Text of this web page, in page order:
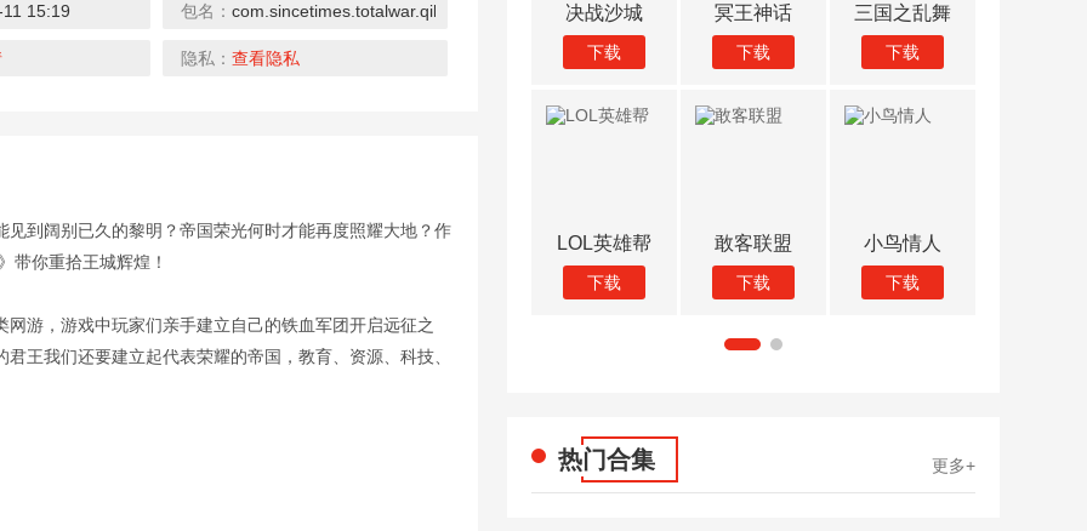
15:19 包名： com.sincetimes.totalwar.qihoo
隐私： 查看隐私
到阔别已久的黎明？帝国荣光何时才能再度照耀大地？作
带你重拾王城辉煌！
游，游戏中玩家们亲手建立自己的铁血军团开启远征之
王我们还要建立起代表荣耀的帝国，教育、资源、科技、
战场生存20 大炮射手X
下载
机枪打击僵尸
天天坦克大战 游手好闲的僵 子弹少女幻想
决战沙城
下载
冥王神话
下载
三国之乱舞
下载
LOL英雄帮
下载
敢客联盟
下载
小鸟情人
下载
热门合集 更多+